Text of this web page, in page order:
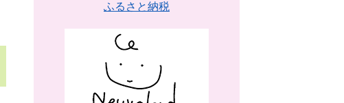
ふるさと納税